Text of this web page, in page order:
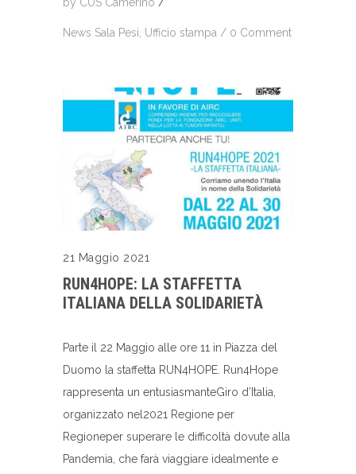
by CUS Camerino /
News Sala Pesi, Ufficio stampa / 0 Comment
21 Maggio 2021
RUN4HOPE: LA STAFFETTA
ITALIANA DELLA SOLIDARIETÀ
Parte il 22 Maggio alle ore 11 in Piazza del
Duomo la staffetta RUN4HOPE. Run4Hope
rappresenta un entusiasmanteGiro d’Italia,
organizzato nel2021 Regione per
Regioneper superare le difficoltà dovute alla
Pandemia, che farà viaggiare idealmente e